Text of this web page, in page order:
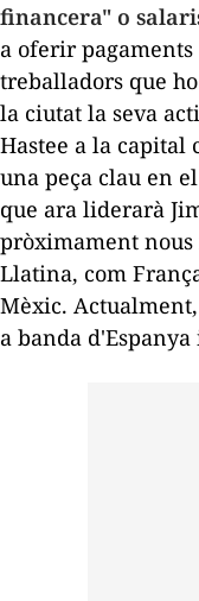
financera" o
a oferir
treballadors que
la ciutat la seva
Hastee a la capital
una peça clau en
que ara liderarà
pròximament nous
Llatina, com
Mèxic.
a banda